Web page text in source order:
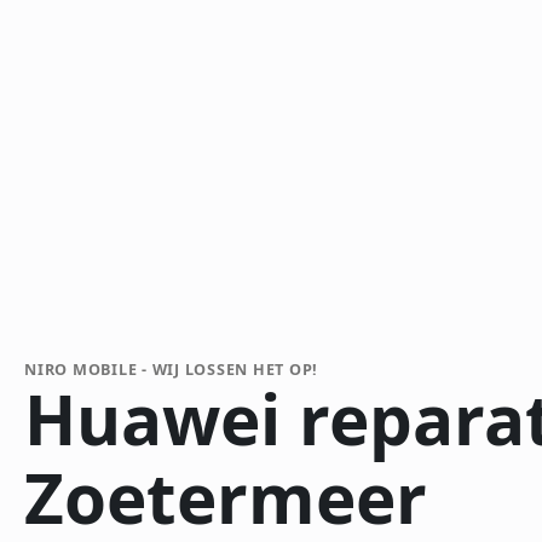
NIRO MOBILE - WIJ LOSSEN HET OP!
Huawei
Zoetermeer